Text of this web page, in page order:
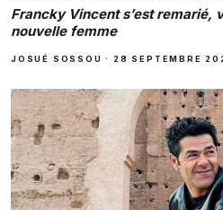
Francky Vincent s’est remarié,
nouvelle femme
JOSUÉ SOSSOU · 28 SEPTEMBRE